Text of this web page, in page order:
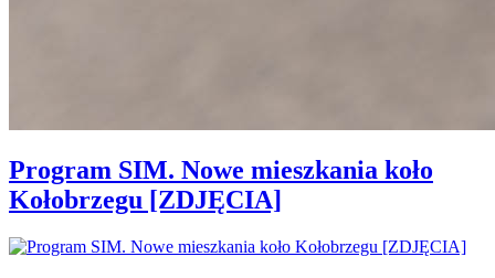
Program SIM. Nowe mieszkania koło
Kołobrzegu [ZDJĘCIA]